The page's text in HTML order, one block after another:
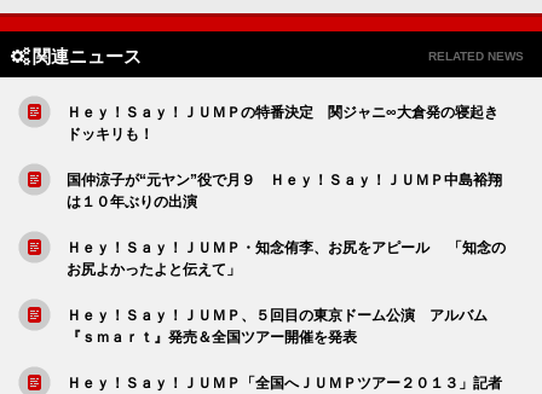
関連ニュース RELATED NEWS
Ｈｅｙ！Ｓａｙ！ＪＵＭＰの特番決定 関ジャニ∞大倉発の寝起き
ドッキリも！
国仲涼子が“元ヤン”役で月９ Ｈｅｙ！Ｓａｙ！ＪＵＭＰ中島裕翔
は１０年ぶりの出演
Ｈｅｙ！Ｓａｙ！ＪＵＭＰ・知念侑李、お尻をアピール 「知念の
お尻よかったよと伝えて」
Ｈｅｙ！Ｓａｙ！ＪＵＭＰ、５回目の東京ドーム公演 アルバム
『ｓｍａｒｔ』発売＆全国ツアー開催を発表
Ｈｅｙ！Ｓａｙ！ＪＵＭＰ「全国へＪＵＭＰツアー２０１３」記者